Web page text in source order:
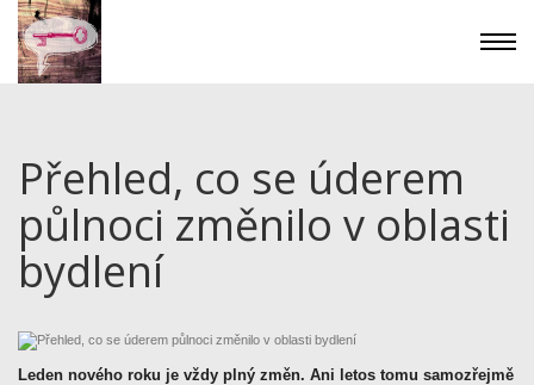
Přehled, co se úderem
půlnoci změnilo v oblasti
bydlení
Leden nového roku je vždy plný změn. Ani letos tomu samozřejmě